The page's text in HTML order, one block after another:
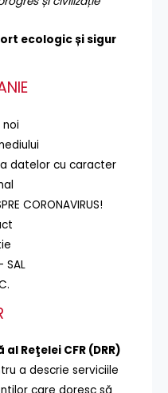
ecologic și sigur
datelor cu caracter
CORONAVIRUS!
SAL
Reţelei CFR (DRR)
a descrie serviciile
care doresc să